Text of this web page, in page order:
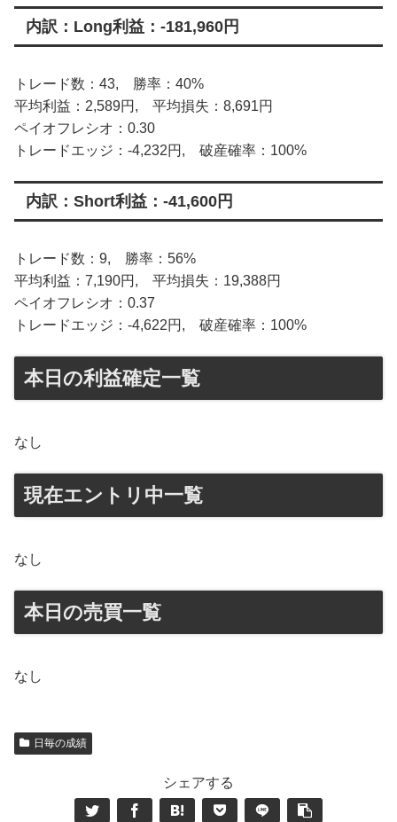
内訳：Long利益：-181,960円
トレード数：43, 勝率：40%
平均利益：2,589円, 平均損失：8,691円
ペイオフレシオ：0.30
トレードエッジ：-4,232円, 破産確率：100%
内訳：Short利益：-41,600円
トレード数：9, 勝率：56%
平均利益：7,190円, 平均損失：19,388円
ペイオフレシオ：0.37
トレードエッジ：-4,622円, 破産確率：100%
本日の利益確定一覧
なし
現在エントリ中一覧
なし
本日の売買一覧
なし
日毎の成績
シェアする